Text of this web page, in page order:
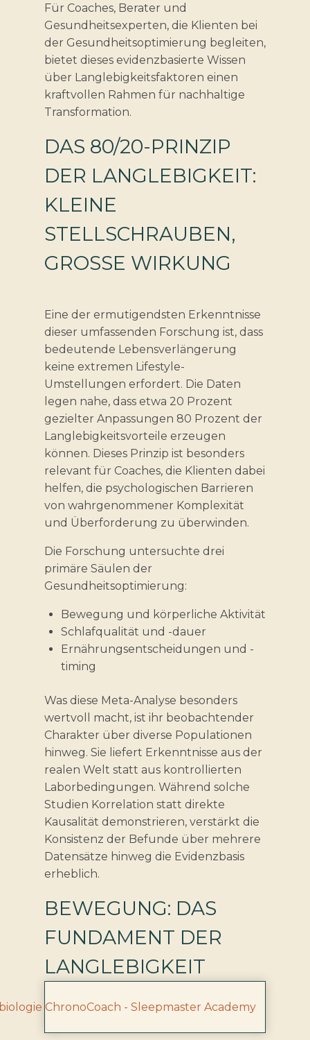
Für Coaches, Berater und
Gesundheitsexperten, die Klienten bei
der Gesundheitsoptimierung begleiten,
bietet dieses evidenzbasierte Wissen
über Langlebigkeitsfaktoren einen
kraftvollen Rahmen für nachhaltige
Transformation.
DAS 80/20-PRINZIP
DER LANGLEBIGKEIT:
KLEINE
STELLSCHRAUBEN,
GROSSE WIRKUNG
Eine der ermutigendsten Erkenntnisse
dieser umfassenden Forschung ist, dass
bedeutende Lebensverlängerung
keine extremen Lifestyle-
Umstellungen erfordert. Die Daten
legen nahe, dass etwa 20 Prozent
gezielter Anpassungen 80 Prozent der
Langlebigkeitsvorteile erzeugen
können. Dieses Prinzip ist besonders
relevant für Coaches, die Klienten dabei
helfen, die psychologischen Barrieren
von wahrgenommener Komplexität
und Überforderung zu überwinden.
Die Forschung untersuchte drei
primäre Säulen der
Gesundheitsoptimierung:
Bewegung und körperliche Aktivität
Schlafqualität und -dauer
Ernährungsentscheidungen und -
timing
Was diese Meta-Analyse besonders
wertvoll macht, ist ihr beobachtender
Charakter über diverse Populationen
hinweg. Sie liefert Erkenntnisse aus der
realen Welt statt aus kontrollierten
Laborbedingungen. Während solche
Studien Korrelation statt direkte
Kausalität demonstrieren, verstärkt die
Konsistenz der Befunde über mehrere
Datensätze hinweg die Evidenzbasis
erheblich.
BEWEGUNG: DAS
FUNDAMENT DER
LANGLEBIGKEIT